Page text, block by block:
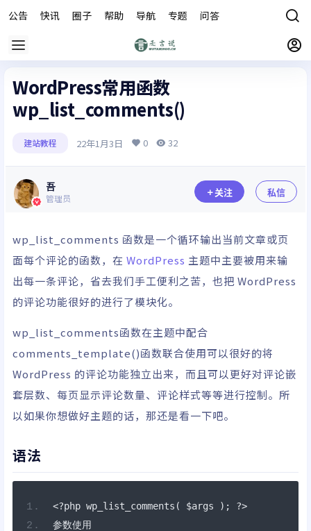
公告 快讯 圈子 帮助 导航 专题 问答
WordPress常用函数
wp_list_comments()
建站教程 22年1月3日 0 32
吾
管理员 关注 私信
wp_list_comments 函数是一个循环输出当前文章或页
面每个评论的函数，在 WordPress 主题中主要被用来输
出每一条评论，省去我们手工便利之苦，也把 WordPress
的评论功能很好的进行了模块化。
wp_list_comments函数在主题中配合
comments_template()函数联合使用可以很好的将
WordPress 的评论功能独立出来，而且可以更好对评论嵌
套层数、每页显示评论数量、评论样式等等进行控制。所
以如果你想做好主题的话，那还是看一下吧。
语法
<?php wp_list_comments ( $args );
?>
参数使用